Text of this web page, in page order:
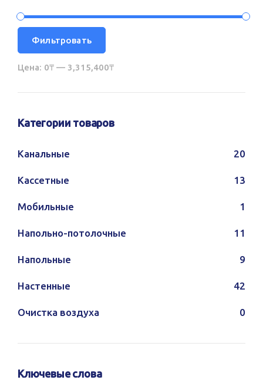
Фильтровать
Цена: 0₸ — 3,315,400₸
Категории товаров
Канальные 20
Кассетные 13
Мобильные 1
Напольно-потолочные 11
Напольные 9
Настенные 42
Очистка воздуха 0
Ключевые слова